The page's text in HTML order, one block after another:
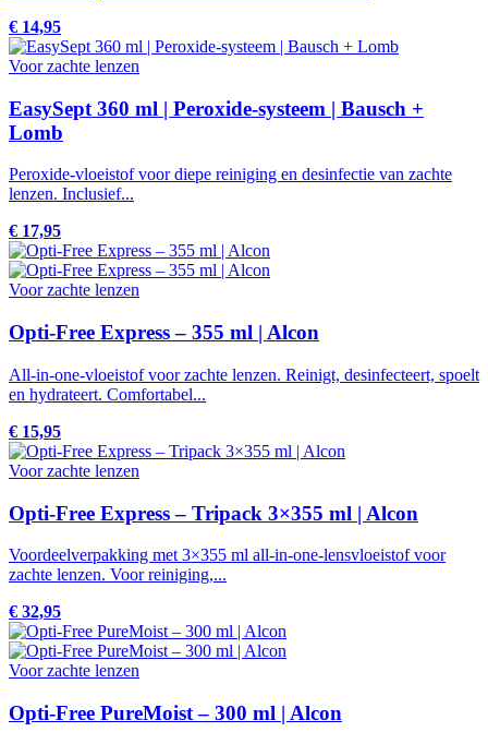
€ 14,95
Voor zachte lenzen
EasySept 360 ml | Peroxide-systeem | Bausch +
Lomb
Peroxide-vloeistof voor diepe reiniging en desinfectie van zachte
lenzen. Inclusief...
€ 17,95
Voor zachte lenzen
Opti-Free Express – 355 ml | Alcon
All-in-one-vloeistof voor zachte lenzen. Reinigt, desinfecteert, spoelt
en hydrateert. Comfortabel...
€ 15,95
Voor zachte lenzen
Opti-Free Express – Tripack 3×355 ml | Alcon
Voordeelverpakking met 3×355 ml all-in-one-lensvloeistof voor
zachte lenzen. Voor reiniging,...
€ 32,95
Voor zachte lenzen
Opti-Free PureMoist – 300 ml | Alcon